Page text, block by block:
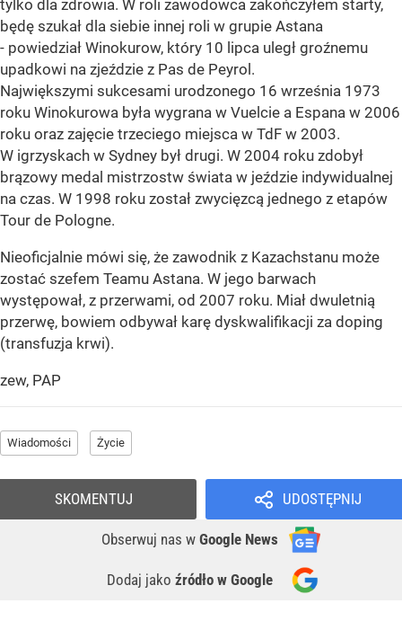
tylko dla zdrowia. W roli zawodowca zakończyłem starty,
będę szukał dla siebie innej roli w grupie Astana
- powiedział Winokurow, który 10 lipca uległ groźnemu
upadkowi na zjeździe z Pas de Peyrol.
Największymi sukcesami urodzonego 16 września 1973
roku Winokurowa była wygrana w Vuelcie a Espana w 2006
roku oraz zajęcie trzeciego miejsca w TdF w 2003.
W igrzyskach w Sydney był drugi. W 2004 roku zdobył
brązowy medal mistrzostw świata w jeździe indywidualnej
na czas. W 1998 roku został zwycięzcą jednego z etapów
Tour de Pologne.
Nieoficjalnie mówi się, że zawodnik z Kazachstanu może
zostać szefem Teamu Astana. W jego barwach
występował, z przerwami, od 2007 roku. Miał dwuletnią
przerwę, bowiem odbywał karę dyskwalifikacji za doping
(transfuzja krwi).
zew, PAP
Wiadomości Życie
UDOSTĘPNIJ
Obserwuj nas w Google News
Dodaj jako źródło w Google
SKOMENTUJ